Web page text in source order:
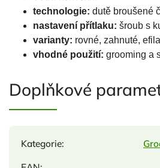
technologie: dutě broušené
nastavení přítlaku: šroub s
varianty: rovné, zahnuté,
vhodné použití: grooming a
Doplňkové
Kategorie: